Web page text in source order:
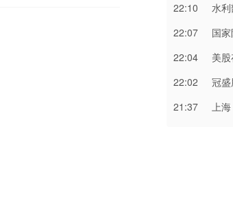
22:10
水利部
22:07
国家
22:04
美
22:02
冠盛股
21:37
上海